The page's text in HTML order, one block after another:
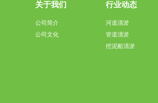
关于我们
公司简介
公司文化
行业动态
河道清淤
管道清淤
挖泥船清淤